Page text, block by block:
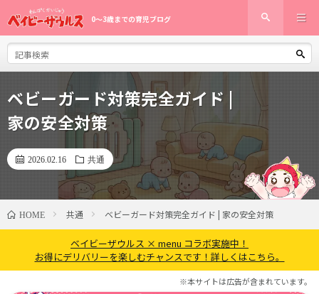
0〜3歳までの育児ブログ
ベビーガード対策完全ガイド |
家の安全対策
2026.02.16 共通
HOME 共通 ベビーガード対策完全ガイド | 家の安全対策
ベイビーザウルス × menu コラボ実施中！
お得にデリバリーを楽しむチャンスです！詳しくはこちら。
※本サイトは広告が含まれています。